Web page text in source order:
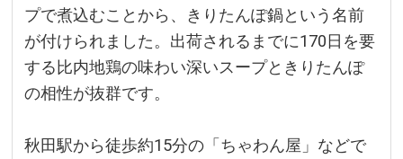
プで煮込むことから、きりたんぽ鍋という名前
が付けられました。出荷されるまでに170日を要
する比内地鶏の味わい深いスープときりたんぽ
の相性が抜群です。
秋田駅から徒歩約15分の「ちゃわん屋」などで